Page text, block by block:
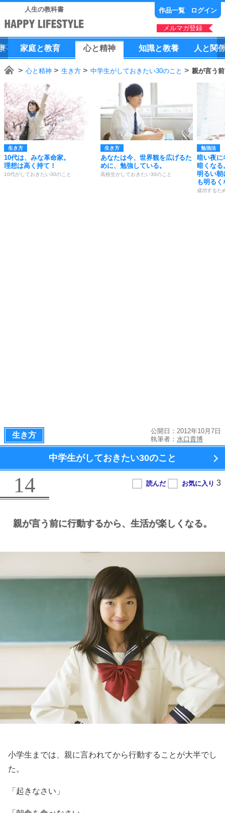
人生の教科書 作品一覧 ログイン
メルマガ登録
家庭と教育 心と精神 知識と教養 人 と 関
心と精神 生き方 中学生がしておきたい30のこと 親が言う
生き方
10代は、みな革命家。
理想は高く持て！
10代がしておきたい30のこと
生き方
あなたは今、世界観を広げるた
めに、勉強している。
高校生がしておきたい30のこと
勉強法
暗い夜に
暗くなる
明るい朝
も明るく
成功するた
生き方
公開日：2012年10月7日
執筆者： 水口貴博
中学生がしておきたい30のこと
14
親が言う前に行動するから、 生活が楽しくなる。
小学生までは、親に言われてから行動することが大半でし
た。
「起きなさい」